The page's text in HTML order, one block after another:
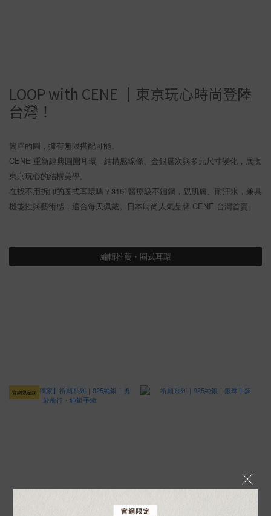
LOOP with CENE ｜東京玩心時尚登陸
台灣！
簡單的圓，擁有無限搭配可能。
CENE 重新經典圓圈耳環，結構感線條、金銀層次與多元尺寸變化，展現
東京玩心的結構美學。
在找不用拆卸的圈式耳環嗎？316L醫療級不鏽鋼，親肌膚、耐汗水，兼具
機能性與藝術感，適合每天佩戴。日本時尚人氣品牌 CENE 台灣首賣。
編輯推薦・圈式耳環
官網限定款